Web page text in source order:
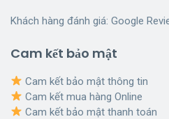
Khách hàng đánh giá: Google
Cam kết bảo mật
Cam kết bảo mật thông tin
Cam kết mua hàng Online
Cam kết bảo mật thanh toán